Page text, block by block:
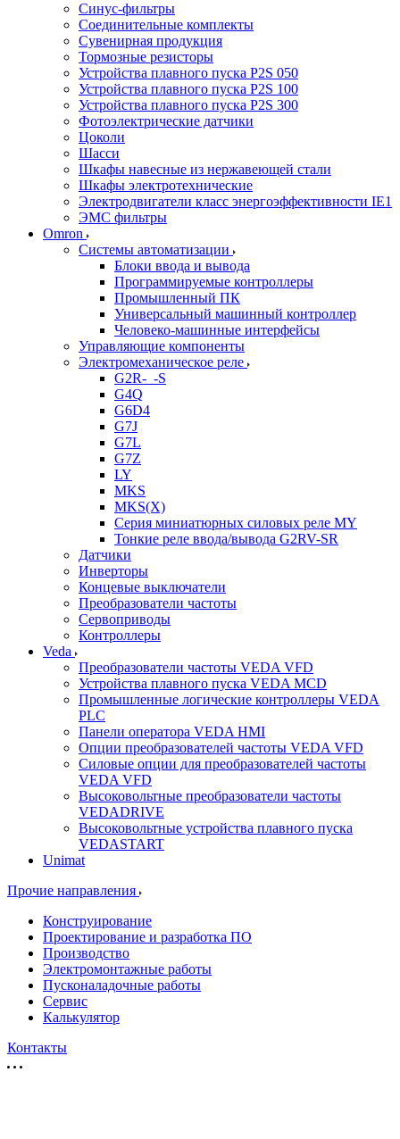
Синус-фильтры
Соединительные комплекты
Сувенирная продукция
Тормозные резисторы
Устройства плавного пуска P2S 050
Устройства плавного пуска P2S 100
Устройства плавного пуска P2S 300
Фотоэлектрические датчики
Цоколи
Шасси
Шкафы навесные из нержавеющей стали
Шкафы электротехнические
Электродвигатели класс энергоэффективности IE1
ЭМС фильтры
Omron
Системы автоматизации
Блоки ввода и вывода
Программируемые контроллеры
Промышленный ПК
Универсальный машинный контроллер
Человеко-машинные интерфейсы
Управляющие компоненты
Электромеханическое реле
G2R-_-S
G4Q
G6D4
G7J
G7L
G7Z
LY
MKS
MKS(X)
Серия миниатюрных силовых реле MY
Тонкие реле ввода/вывода G2RV-SR
Датчики
Инверторы
Концевые выключатели
Преобразователи частоты
Сервоприводы
Контроллеры
Veda
Преобразователи частоты VEDA VFD
Устройства плавного пуска VEDA MCD
Промышленные логические контроллеры VEDA
PLC
Панели оператора VEDA HMI
Опции преобразователей частоты VEDA VFD
Силовые опции для преобразователей частоты
VEDA VFD
Высоковольтные преобразователи частоты
VEDADRIVE
Высоковольтные устройства плавного пуска
VEDASTART
Unimat
Прочие направления
Конструирование
Проектирование и разработка ПО
Производство
Электромонтажные работы
Пусконаладочные работы
Сервис
Калькулятор
Контакты